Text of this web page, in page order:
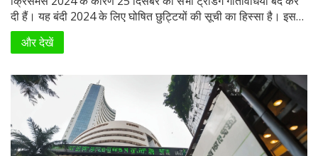
दी हैं। यह बंदी 2024 के लिए घोषित छुट्टियों की सूची का हिस्सा है। इस
दिन एक्विटी सेगमेंट, एक्विटी डेरिवेटिव्स सेगमेंट और एसएलबी सेगमेंट
प्रभावित रहेंगे। पूरे वर्ष भर में कई राष्ट्रीय और सांस्कृतिक अवकाश होते हैं
और देखें